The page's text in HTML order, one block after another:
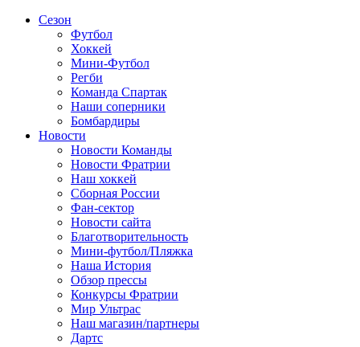
Сезон
Футбол
Хоккей
Мини-Футбол
Регби
Команда Спартак
Наши соперники
Бомбардиры
Новости
Новости Команды
Новости Фратрии
Наш хоккей
Сборная России
Фан-cектор
Новости сайта
Благотворительность
Мини-футбол/Пляжка
Наша История
Обзор прессы
Конкурсы Фратрии
Мир Ультрас
Наш магазин/партнеры
Дартс